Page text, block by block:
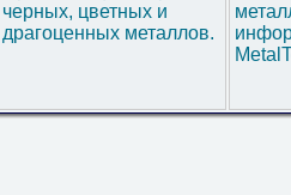
черных, цветных и
драгоценных металлов.